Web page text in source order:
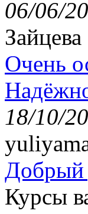
06/06/
Зайцева
Очень
18/10/
Добрый
Курсы